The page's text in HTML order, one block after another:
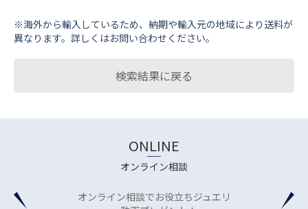
※海外から輸⼊しているため、納期や輸⼊元の地域により送料が
異なります。詳しくはお問い合わせください。
検索結果に戻る
ONLINE
オンライン相談
オンライン相談でお役立ちジュエリ